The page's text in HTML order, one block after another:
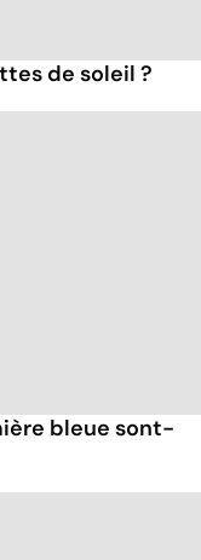
de soleil ?
bleue sont-